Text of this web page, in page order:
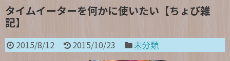
タイムイーターを何かに使いたい【ちょび雑
記】
2015/8/12 2015/10/23 未分類